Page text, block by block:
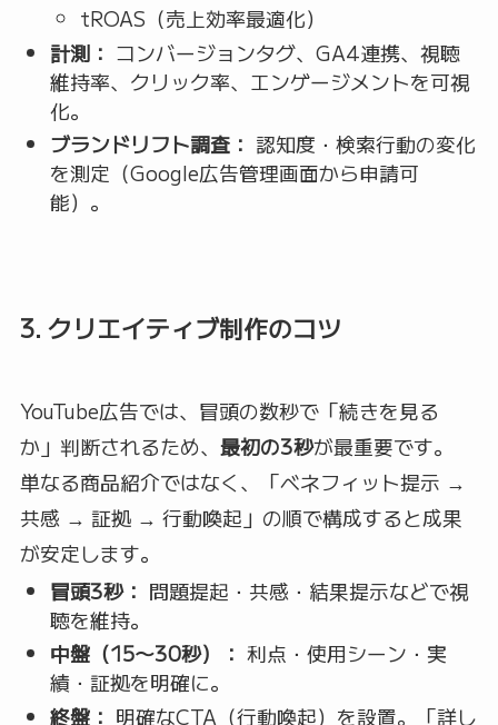
tROAS（売上効率最適化）
計測： コンバージョンタグ、GA4連携、視聴
維持率、クリック率、エンゲージメントを可視
化。
ブランドリフト調査： 認知度・検索行動の変化
を測定（Google広告管理画面から申請可
能）。
3. クリエイティブ制作のコツ
YouTube広告では、冒頭の数秒で「続きを見る
か」判断されるため、 最初の3秒が最重要です。
単なる商品紹介ではなく、「ベネフィット提示 →
共感 → 証拠 → 行動喚起」の順で構成すると成果
が安定します。
冒頭3秒： 問題提起・共感・結果提示などで視
聴を維持。
中盤（15〜30秒）： 利点・使用シーン・実
績・証拠を明確に。
終盤： 明確なCTA（行動喚起）を設置。「詳し